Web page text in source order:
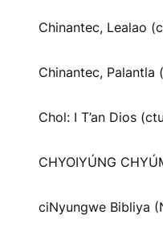
Chinantec, Lealao
Chinantec, Palantla
Chol: I T’an Dios
CHYOIYÚNG
ciNyungwe Bibliya